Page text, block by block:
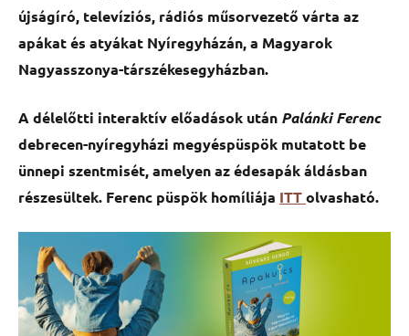
újságíró, televíziós, rádiós műsorvezető várta az
apákat és atyákat Nyíregyházán, a Magyarok
Nagyasszonya-társzékesegyházban.
A délelőtti interaktív előadások után Palánki Ferenc
debrecen-nyíregyházi megyéspüspök mutatott be
ünnepi szentmisét, amelyen az édesapák áldásban
részesültek. Ferenc püspök homíliája ITTolvasható.